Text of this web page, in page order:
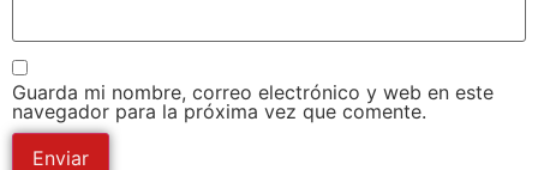
Guarda mi nombre, correo electrónico y web en este
navegador para la próxima vez que comente.